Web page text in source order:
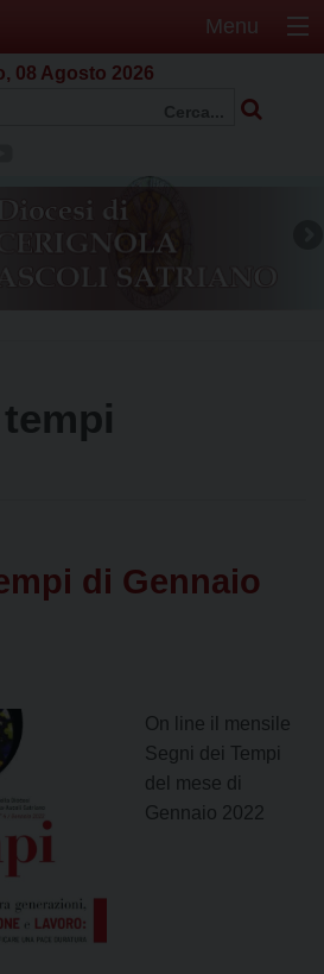
Menu
08 Agosto 2026
di Gennaio
On line il mensile
Segni dei Tempi
del mese di
Gennaio 2022